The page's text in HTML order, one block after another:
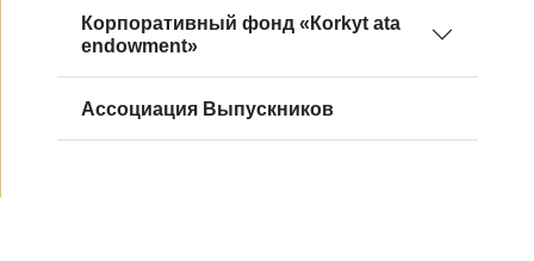
Корпоративный фонд «Кorkyt ata
endowment»
Ассоциация Выпускников